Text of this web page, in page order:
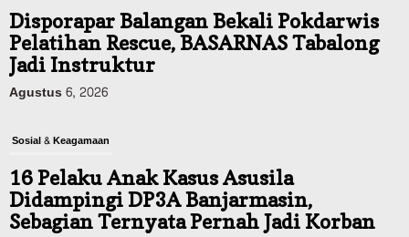
Disporapar Balangan Bekali Pokdarwis
Pelatihan Rescue, BASARNAS Tabalong
Jadi Instruktur
Agustus 6, 2026
Sosial & Keagamaan
16 Pelaku Anak Kasus Asusila
Didampingi DP3A Banjarmasin,
Sebagian Ternyata Pernah Jadi Korban